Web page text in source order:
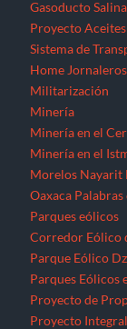
Gasoducto
Proyecto
Sistema de
Home Jornaleros
Militarización
Minería
Minería en el
Minería en el
Morelos Nayarit
Oaxaca Palabras
Parques eólicos
Corredor Eólico
Parque Eólico
Parques Eólicos
Proyecto de
Proyecto